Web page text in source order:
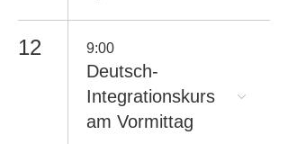
12 9:00
Deutsch-
Integrationskurs
am Vormittag